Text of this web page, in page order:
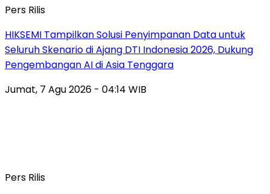
Pers Rilis
HIKSEMI Tampilkan Solusi Penyimpanan Data untuk
Seluruh Skenario di Ajang DTI Indonesia 2026, Dukung
Pengembangan AI di Asia Tenggara
Jumat, 7 Agu 2026 - 04:14 WIB
Pers Rilis